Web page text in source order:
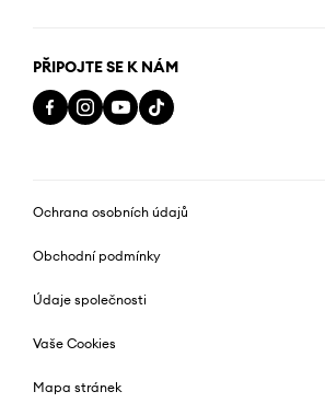
PŘIPOJTE SE K NÁM
Ochrana osobních údajů
Obchodní podmínky
Údaje společnosti
Vaše Cookies
Mapa stránek